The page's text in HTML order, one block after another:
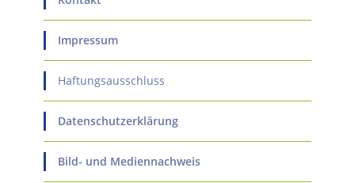
Impressum
Haftungsausschluss
Datenschutzerklärung
Bild- und Mediennachweis